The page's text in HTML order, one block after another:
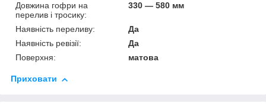
Довжина гофри на
перелив і тросику:
330 — 580 мм
Наявність переливу:
Да
Наявність ревізії:
Да
Поверхня:
матова
Приховати